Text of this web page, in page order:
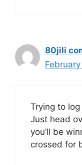
80jili
Trying to
Just head
you’ll be
crossed for